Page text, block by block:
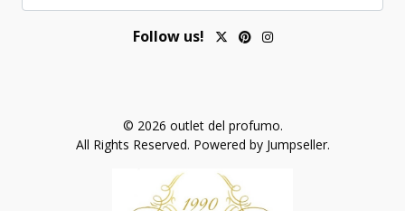
Follow us!
© 2026 outlet del profumo.
All Rights Reserved. Powered by Jumpseller.